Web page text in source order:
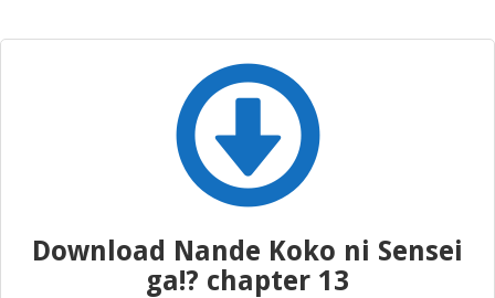
Download Nande Koko ni Sensei
ga!? chapter 13